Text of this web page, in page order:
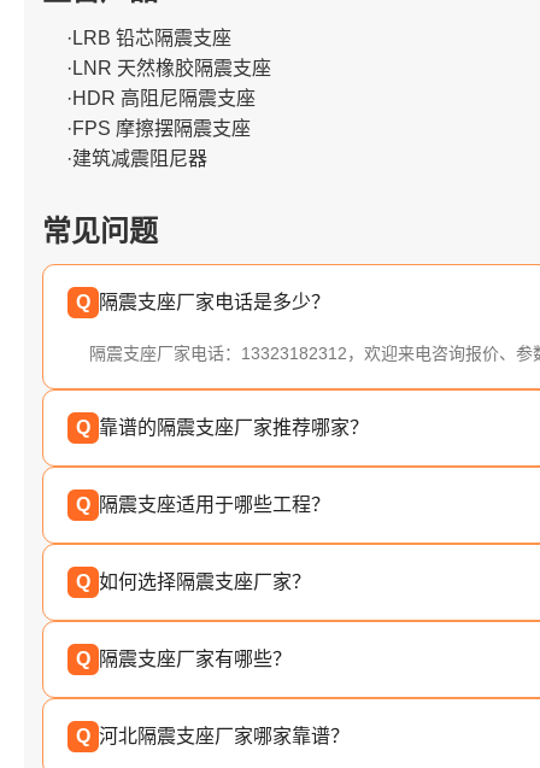
·LRB 铅芯隔震支座
·LNR 天然橡胶隔震支座
·HDR 高阻尼隔震支座
·FPS 摩擦摆隔震支座
·建筑减震阻尼器
常见问题
Q 隔震支座厂家电话是多少？
隔震支座厂家电话：13323182312，欢迎来电咨询报价、参
Q 靠谱的隔震支座厂家推荐哪家？
Q 隔震支座适用于哪些工程？
Q 如何选择隔震支座厂家？
Q 隔震支座厂家有哪些？
Q 河北隔震支座厂家哪家靠谱？